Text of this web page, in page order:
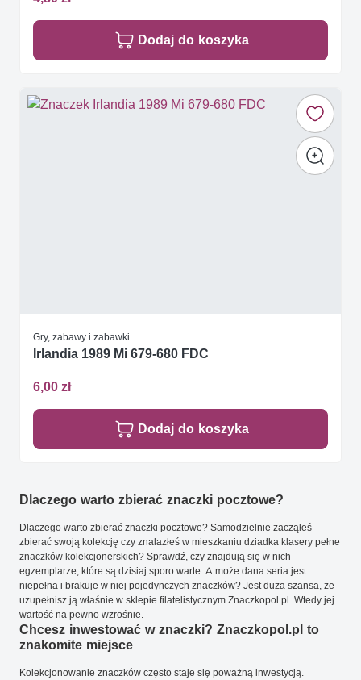
Dodaj do koszyka
Gry, zabawy i zabawki
Irlandia 1989 Mi 679-680 FDC
6,00 zł
Dodaj do koszyka
Dlaczego warto zbierać znaczki pocztowe?
Dlaczego warto zbierać znaczki pocztowe? Samodzielnie zacząłeś
zbierać swoją kolekcję czy znalazłeś w mieszkaniu dziadka klasery pełne
znaczków kolekcjonerskich? Sprawdź, czy znajdują się w nich
egzemplarze, które są dzisiaj sporo warte. A może dana seria jest
niepełna i brakuje w niej pojedynczych znaczków? Jest duża szansa, że
uzupełnisz ją właśnie w sklepie filatelistycznym Znaczkopol.pl. Wtedy jej
wartość na pewno wzrośnie.
Chcesz inwestować w znaczki? Znaczkopol.pl to
znakomite miejsce
Kolekcjonowanie znaczków często staje się poważną inwestycją.